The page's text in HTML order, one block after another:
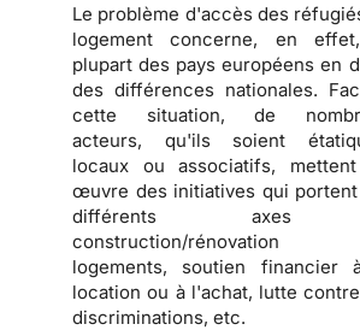
Le problème d'accès des
logement concerne, en
plupart des pays européens en
des différences nationales.
cette situation, de
acteurs, qu'ils soient
locaux ou associatifs,
œuvre des initiatives qui
différents
construction/rénovation
logements, soutien financier
location ou à l'achat, lutte
discriminations, etc.